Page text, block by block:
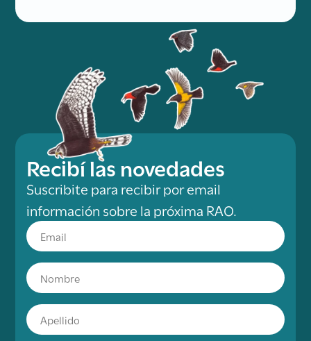
Recibí las novedades
Suscribite para recibir por email
información sobre la próxima RAO.